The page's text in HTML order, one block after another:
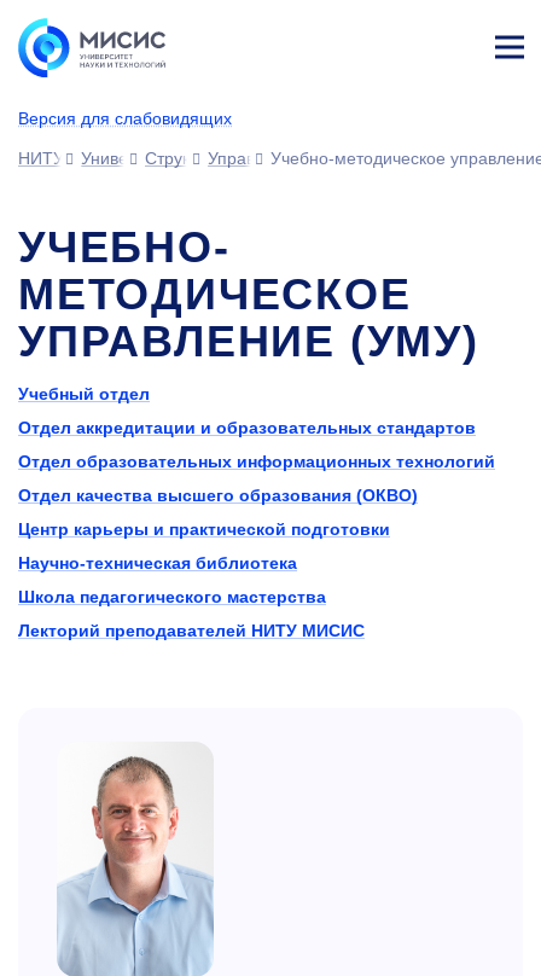
Версия для слабовидящих
ине
НИТУ МИСИСУниверситетСтруктура университета
УправленияУчебно-методическое
УЧЕБНО-
МЕТОДИЧЕСКОЕ
УПРАВЛЕНИЕ (УМУ)
Учебный отдел
Отдел аккредитации и образовательных стандартов
Отдел образовательных информационных технологий
Отдел качества высшего образования (ОКВО)
Центр карьеры и практической подготовки
Научно-техническая библиотека
Школа педагогического мастерства
Лекторий преподавателей НИТУ МИСИС